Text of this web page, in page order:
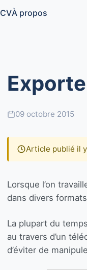
CVÀ propos
09 octobre 2015
Article publié il
Lorsque l’on
dans divers
La plupart du
au travers d’un
d’éviter de